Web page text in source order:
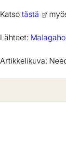
Katso tästä
Lähteet:
Artikkelikuva: